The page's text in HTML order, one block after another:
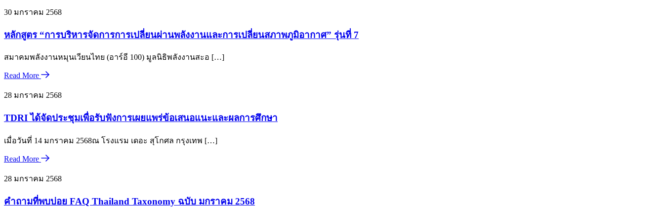
30 มกราคม 2568
หลักสูตร “การบริหารจัดการการเปลี่ยนผ่านพลังงานและการเปลี่ยนสภาพภูมิอากาศ” รุ่นที่ 7
สมาคมพลังงานหมุนเวียนไทย (อาร์อี 100) มูลนิธิพลังงานสะอ […]
Read More
28 มกราคม 2568
TDRI ได้จัดประชุมเพื่อรับฟังการเผยแพร่ข้อเสนอแนะและผลการศึกษา
เมื่อวันที่ 14 มกราคม 2568ณ โรงแรม เดอะ สุโกศล กรุงเทพ […]
Read More
28 มกราคม 2568
คำถามที่พบบ่อย FAQ Thailand Taxonomy ฉบับ มกราคม 2568